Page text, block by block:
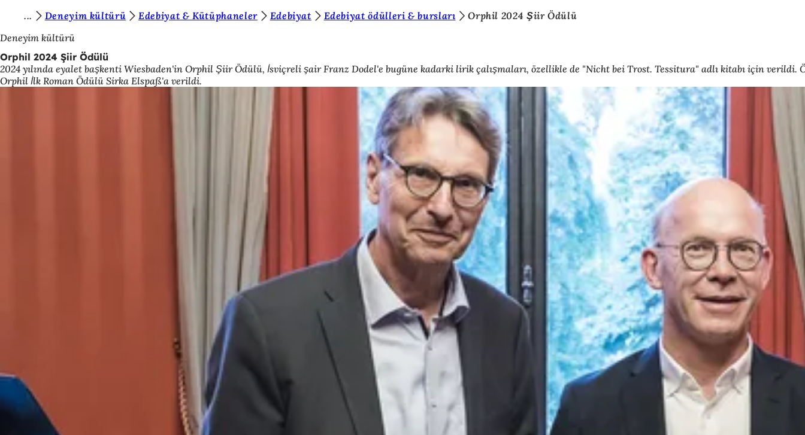
İçeriğe atla
u
r
a
d
Deneyim kültürü Edebiyat & Kütüphaneler Edebiyat Edebiyat ödülleri & bursları
Orphil 2024 Şiir Ödülü
Deneyim kültürü
Orphil 2024 Şiir Ödülü
2024 yılında eyalet başkenti Wiesbaden'in Orphil Şiir Ödülü, İsviçreli şair Franz Dodel'e bugüne kadarki lirik çalışmaları, özellikle de "Nicht bei Trost. Tessitura" adlı kitabı için verildi.
Orphil İlk Roman Ödülü Sirka Elspaß'a verildi.